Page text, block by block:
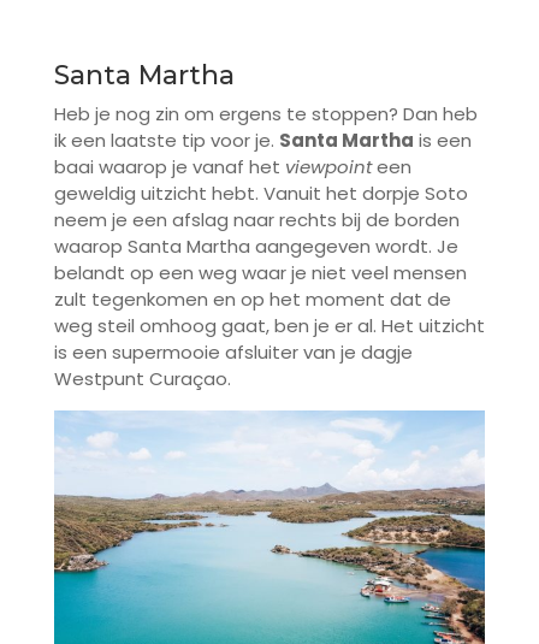
Santa Martha
Heb je nog zin om ergens te stoppen? Dan heb
ik een laatste tip voor je. Santa Martha is een
baai waarop je vanaf het viewpointeen
geweldig uitzicht hebt. Vanuit het dorpje Soto
neem je een afslag naar rechts bij de borden
waarop Santa Martha aangegeven wordt. Je
belandt op een weg waar je niet veel mensen
zult tegenkomen en op het moment dat de
weg steil omhoog gaat, ben je er al. Het uitzicht
is een supermooie afsluiter van je dagje
Westpunt Curaçao.